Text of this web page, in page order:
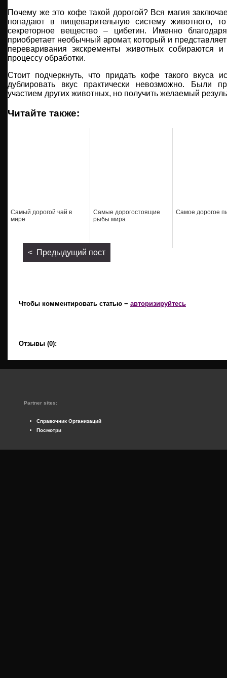
Почему же это кофе такой дорогой? Вся магия
попадают в пищеварительную систему животного,
секреторное вещество – цибетин. Именно
приобретает необычный аромат, который и
переваривания экскременты животных собираются
процессу обработки.
Стоит подчеркнуть, что придать кофе такого вкуса
дублировать вкус практически невозможно. Были
участием других животных, но получить желаемый
Читайте также:
Самый дорогой чай в
мире
Самые дорогостоящие
рыбы мира
Самое дорогое
< Предыдущий пост
Чтобы комментировать статью − авторизируйтесь
Отзывы (0):
Partner sites:
Справочник Организаций
Посмотри